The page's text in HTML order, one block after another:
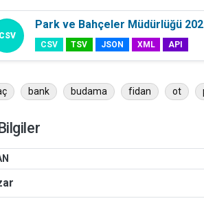
CSV
Park ve Bahçeler Müdürlüğü
CSV TSV JSON XML API
bank budama fidan ot